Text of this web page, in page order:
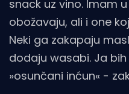
snack uz vino. Imam
obožavaju, ali i one
Neki ga zakapaju
dodaju wasabi. Ja
»osunčani inćun« -